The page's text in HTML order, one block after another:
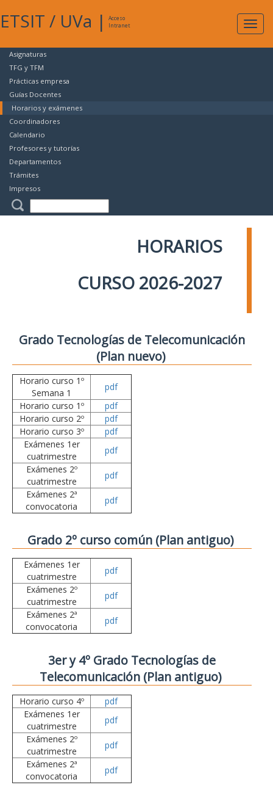
ETSIT / UVa |
Acceso
Intranet
Asignaturas
TFG y TFM
Prácticas empresa
Guías Docentes
Horarios y exámenes
Coordinadores
Calendario
Profesores y tutorías
Departamentos
Trámites
Impresos
HORARIOS
CURSO 2026-2027
Grado Tecnologías de Telecomunicación
(Plan nuevo)
Horario curso 1º
Semana 1
pdf
Horario curso 1º
pdf
Horario curso 2º
pdf
Horario curso 3º
pdf
Exámenes 1er
cuatrimestre
pdf
Exámenes 2º
cuatrimestre
pdf
Exámenes 2ª
convocatoria
pdf
Grado 2º curso común (Plan antiguo)
Exámenes 1er
cuatrimestre
pdf
Exámenes 2º
cuatrimestre
pdf
Exámenes 2ª
convocatoria
pdf
3er y 4º Grado Tecnologías de
Telecomunicación (Plan antiguo)
Horario curso 4º
pdf
Exámenes 1er
cuatrimestre
pdf
Exámenes 2º
cuatrimestre
pdf
Exámenes 2ª
convocatoria
pdf